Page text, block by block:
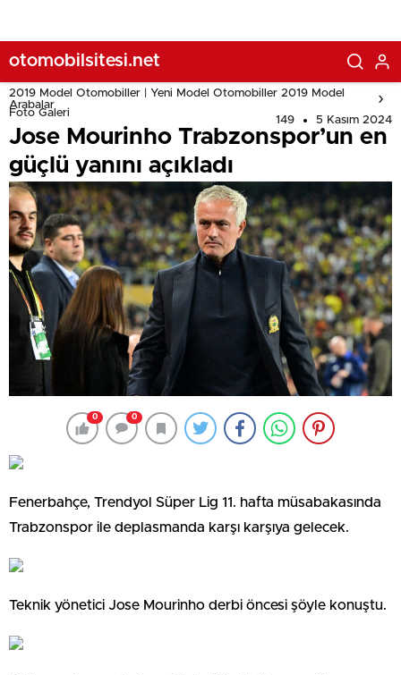
otomobilsitesi.net
2019 Model Otomobiller | Yeni Model Otomobiller 2019 Model
Arabalar
Foto Galeri
149 5 Kasım 2024
Jose Mourinho Trabzonspor’un en
güçlü yanını açıkladı
0 0
Fenerbahçe, Trendyol Süper Lig 11. hafta müsabakasında
Trabzonspor ile deplasmanda karşı karşıya gelecek.
Teknik yönetici Jose Mourinho derbi öncesi şöyle konuştu.